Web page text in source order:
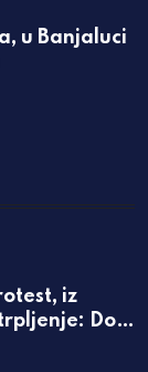
u Banjaluci
iz
Do
kraj